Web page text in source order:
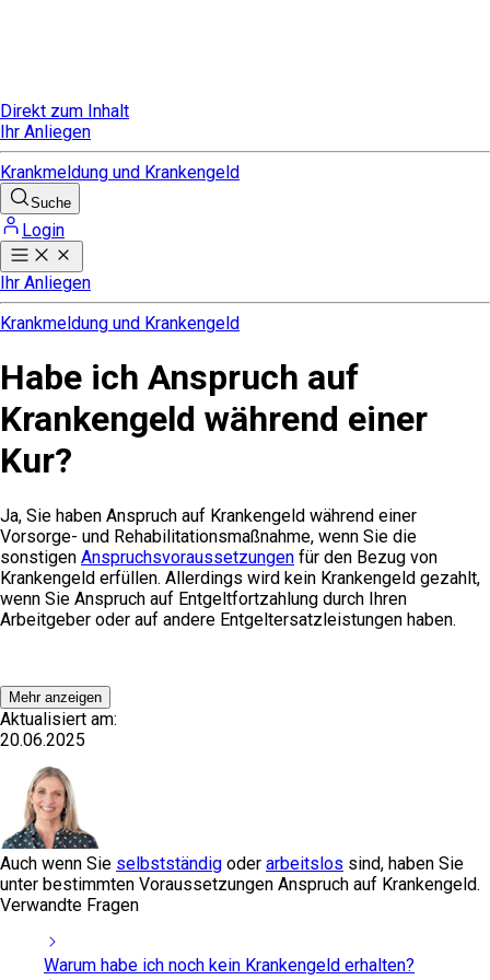
Direkt zum Inhalt
Ihr Anliegen
Krankmeldung und Krankengeld
Suche
Login
Ihr Anliegen
Krankmeldung und Krankengeld
Habe ich Anspruch auf
Krankengeld während einer
Kur?
Ja, Sie haben Anspruch auf Krankengeld während einer
Vorsorge- und Rehabilitationsmaßnahme, wenn Sie die
sonstigen Anspruchsvoraussetzungen für den Bezug von
Krankengeld erfüllen. Allerdings wird kein Krankengeld gezahlt,
wenn Sie Anspruch auf Entgeltfortzahlung durch Ihren
Arbeitgeber oder auf andere Entgeltersatzleistungen haben.
Mehr anzeigen
Aktualisiert am:
20.06.2025
Auch wenn Sie selbstständig oder arbeitslos sind, haben Sie
unter bestimmten Voraussetzungen Anspruch auf Krankengeld.
Verwandte Fragen
Warum habe ich noch kein Krankengeld erhalten?